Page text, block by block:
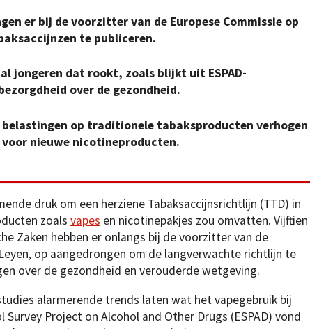
er bij de voorzitter van de Europese Commissie op
te publiceren.
jongeren dat rookt, zoals blijkt uit ESPAD-
over de gezondheid.
op traditionele tabaksproducten verhogen
nieuwe nicotineproducten.
druk om een herziene Tabaksaccijnsrichtlijn (TTD) in
zoals vapes en nicotinepakjes zou omvatten. Vijftien
Zaken hebben er onlangs bij de voorzitter van de
op aangedrongen om de langverwachte richtlijn te
over de gezondheid en verouderde wetgeving.
alarmerende trends laten wat het vapegebruik bij
Project on Alcohol and Other Drugs (ESPAD) vond